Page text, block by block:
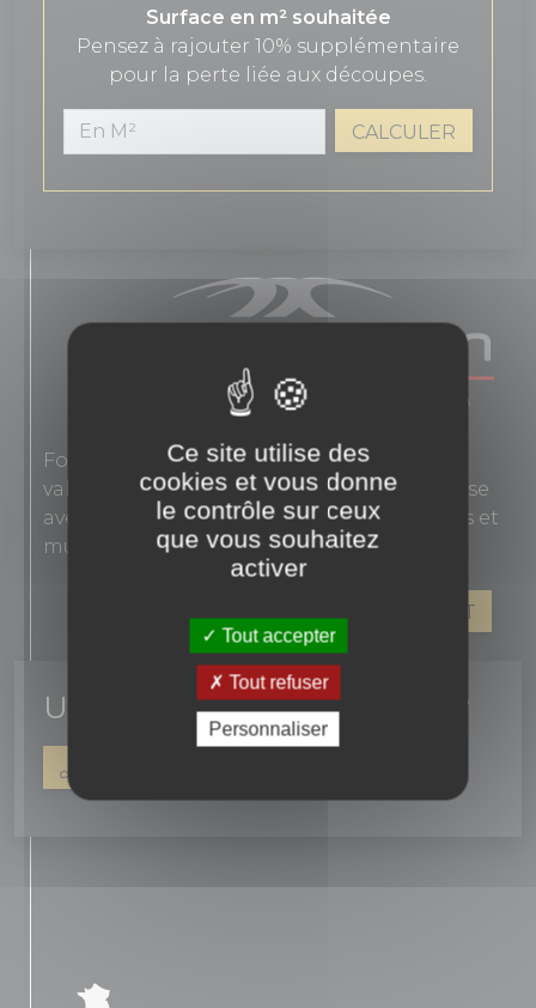
Surface en m² souhaitée
Pensez à rajouter 10% supplémentaire
pour la perte liée aux découpes.
CALCULER
Fondée en 1863, Novoceram interprète les
valeurs authentiques de l'élégance française
avec des carreaux en grès cérame pour sols et
murs.
VOIR LES PRODUITS DE CE FABRICANT
Un conseil ? une question ?
Ce site utilise des
cookies et vous donne
le contrôle sur ceux
que vous souhaitez
activer
Tout accepter
Tout refuser
Personnaliser